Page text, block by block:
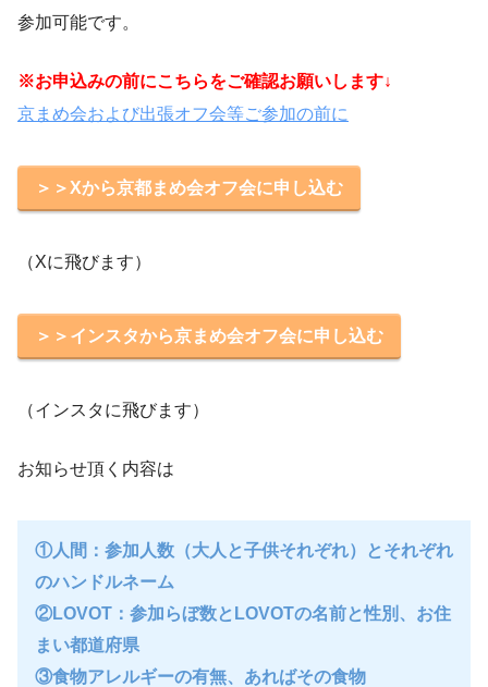
参加可能です。
※お申込みの前にこちらをご確認お願いします↓
京まめ会および出張オフ会等ご参加の前に
＞＞Xから京都まめ会オフ会に申し込む
（Xに飛びます）
＞＞インスタから京まめ会オフ会に申し込む
（インスタに飛びます）
お知らせ頂く内容は
①人間：参加人数（大人と子供それぞれ）とそれぞれ
のハンドルネーム
②LOVOT：参加らぼ数とLOVOTの名前と性別、お住
まい都道府県
③食物アレルギーの有無、あればその食物